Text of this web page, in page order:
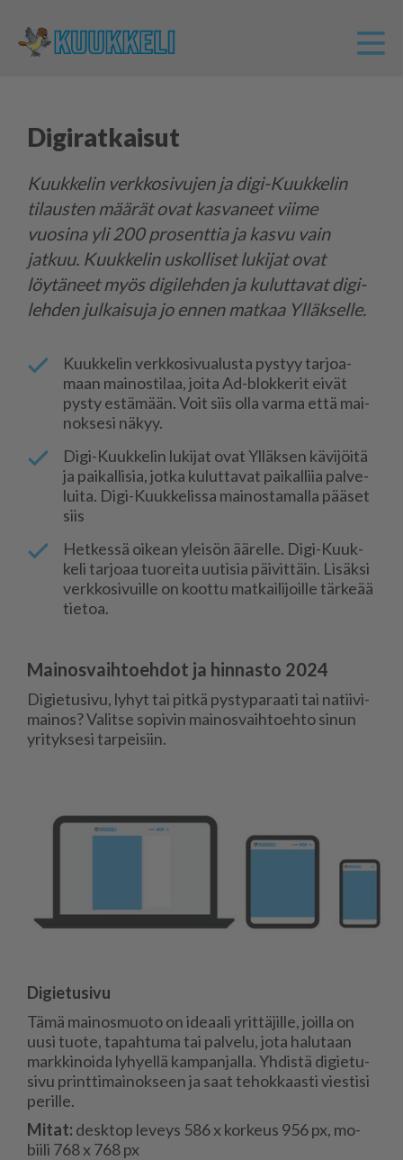
Digiratkaisut
Kuukkelin verkkosivujen ja digi-Kuukkelin
tilausten määrät ovat kasvaneet viime
vuosina yli 200 prosenttia ja kasvu vain
jatkuu. Kuukkelin uskolliset lukijat ovat
löytäneet myös digilehden ja kuluttavat digi-
lehden julkaisuja jo ennen matkaa Ylläkselle.
Kuuk­ke­lin verk­ko­si­vu­a­lus­ta pys­tyy tar­jo­a­
maan mai­nos­ti­laa, joi­ta Ad-blok­ke­rit ei­vät
pys­ty es­tä­mään. Voit siis ol­la var­ma et­tä mai­
nok­se­si nä­kyy.
Digi-Kuuk­ke­lin lu­ki­jat ovat Yl­läk­sen kä­vi­jöi­tä
ja pai­kal­li­sia, jot­ka ku­lut­ta­vat pai­kal­liia pal­ve­
lui­ta. Digi-Kuuk­ke­lis­sa mai­nos­ta­mal­la pää­set
siis
Het­kes­sä oi­ke­an ylei­sön ää­rel­le. Digi-Kuuk­
ke­li tar­jo­aa tuo­rei­ta uu­ti­sia päi­vit­täin. Li­säk­si
verk­ko­si­vuil­le on koot­tu mat­kai­li­joil­le tär­ke­ää
tie­toa.
Mainosvaihtoehdot ja hinnasto 2024
Di­gie­tu­si­vu, ly­hyt tai pit­kä pys­ty­pa­raa­ti tai na­tii­vi­
mai­nos? Va­lit­se so­pi­vin mai­nos­vaih­to­eh­to si­nun
yri­tyk­se­si tar­pei­siin.
Di­gie­tu­si­vu
Tämä mai­nos­muo­to on ide­aa­li yrit­tä­jil­le, joil­la on
uu­si tuo­te, ta­pah­tu­ma tai pal­ve­lu, jota ha­lu­taan
mark­ki­noi­da ly­hy­el­lä kam­pan­jal­la. Yh­dis­tä di­gie­tu­
si­vu print­ti­mai­nok­seen ja saat te­hok­kaas­ti vies­ti­si
pe­ril­le.
Mi­tat: desk­top le­veys 586 x kor­keus 956 px, mo­
bii­li 768 x 768 px